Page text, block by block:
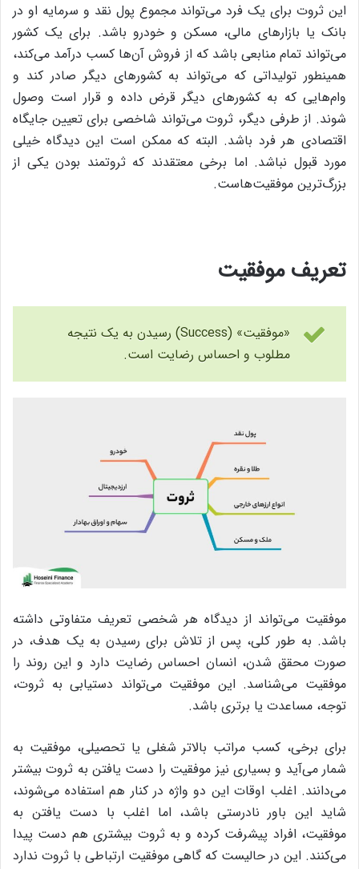
این ثروت برای یک فرد می‌تواند مجموع پول نقد و سرمایه او در
بانک یا بازارهای مالی،‌ مسکن و خودرو باشد. برای یک کشور
می‌تواند تمام منابعی باشد که از فروش آن‌ها کسب درآمد می‌کند،‌
همینطور تولیداتی که می‏‌تواند به کشورهای دیگر صادر کند و
وام‌هایی که به کشورهای دیگر قرض داده و قرار است وصول
شوند. از طرفی دیگر، ثروت می‌تواند شاخصی برای تعیین جایگاه
اقتصادی هر فرد باشد. البته که ممکن است این دیدگاه خیلی
مورد قبول نباشد. اما برخی معتقدند که ثروتمند بودن یکی از
بزرگ‌ترین موفقیت‌‎هاست.
تعریف موفقیت
«موفقیت» (Success) رسیدن به یک نتیجه
مطلوب و احساس رضایت است.
موفقیت می‌تواند از دیدگاه هر شخصی تعریف متفاوتی داشته
باشد. به طور کلی، پس از تلاش برای رسیدن به یک هدف، در
صورت محقق شدن، انسان احساس رضایت دارد و این روند را
موفقیت می‌شناسد. این موفقیت می‌تواند دستیابی به ثروت،‌
توجه،‌ مساعدت یا برتری باشد.
برای برخی، کسب مراتب بالاتر شغلی یا تحصیلی، موفقیت به
شمار می‌آید و بسیاری نیز موفقیت را دست یافتن به ثروت بیشتر
می‌دانند. اغلب اوقات این دو واژه در کنار هم استفاده می‌شوند،
شاید این باور نادرستی باشد، اما اغلب با دست یافتن به
موفقیت، افراد پیشرفت کرده و به ثروت بیشتری هم دست پیدا
می‌کنند. این در حالیست که گاهی موفقیت ارتباطی با ثروت ندارد